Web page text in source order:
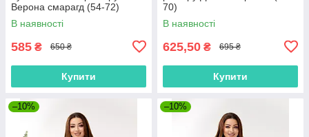
Верона смарагд (54-72)
В наявності
585 ₴ 650 ₴
Купити
70)
В наявності
625,50 ₴ 695 ₴
Купити
–10% –10%